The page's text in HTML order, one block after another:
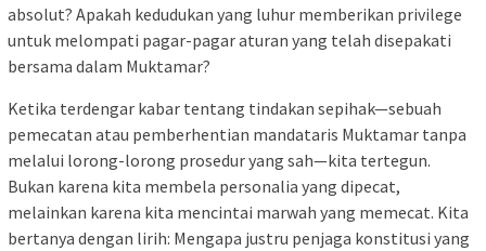
absolut? Apakah kedudukan yang luhur memberikan privilege
untuk melompati pagar-pagar aturan yang telah disepakati
bersama dalam Muktamar?
Ketika terdengar kabar tentang tindakan sepihak—sebuah
pemecatan atau pemberhentian mandataris Muktamar tanpa
melalui lorong-lorong prosedur yang sah—kita tertegun.
Bukan karena kita membela personalia yang dipecat,
melainkan karena kita mencintai marwah yang memecat. Kita
bertanya dengan lirih: Mengapa justru penjaga konstitusi yang